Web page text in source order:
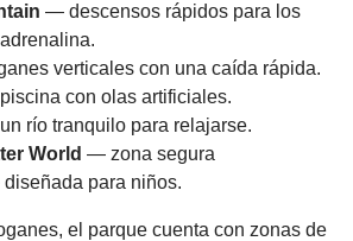
— descensos rápidos para los
verticales con una caída rápida.
con olas artificiales.
río tranquilo para relajarse.
World — zona segura
para niños.
el parque cuenta con zonas de